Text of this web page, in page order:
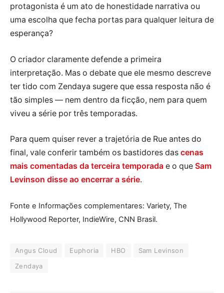
protagonista é um ato de honestidade narrativa ou
uma escolha que fecha portas para qualquer leitura de
esperança?
O criador claramente defende a primeira
interpretação. Mas o debate que ele mesmo descreve
ter tido com Zendaya sugere que essa resposta não é
tão simples — nem dentro da ficção, nem para quem
viveu a série por três temporadas.
Para quem quiser rever a trajetória de Rue antes do
final, vale conferir também os bastidores das cenas
mais comentadas da terceira temporada e o que Sam
Levinson disse ao encerrar a série.
Fonte e Informações complementares: Variety, The
Hollywood Reporter, IndieWire, CNN Brasil.
Angus Cloud Euphoria HBO
Sam Levinson
Zendaya